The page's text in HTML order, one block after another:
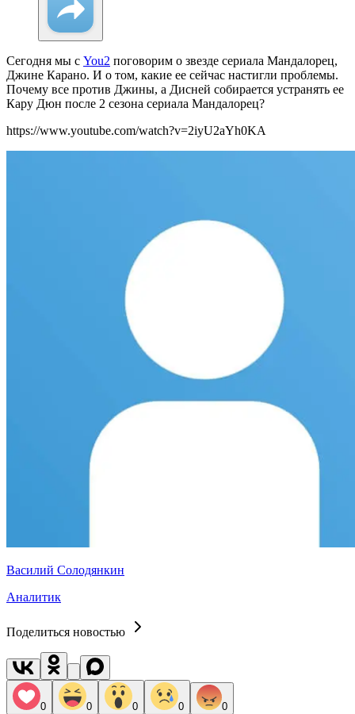
Сегодня мы с You2 поговорим о звезде сериала Мандалорец,
Джине Карано. И о том, какие ее сейчас настигли проблемы.
Почему все против Джины, а Дисней собирается устранять ее
Кару Дюн после 2 сезона сериала Мандалорец?
https://www.youtube.com/watch?v=2iyU2aYh0KA
Василий Солодянкин
Аналитик
Поделиться новостью
0 0 0 0 0